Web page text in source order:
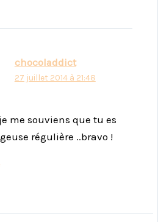
chocoladdict
27 juillet 2014 à 21:48
me souviens que tu es
régulière ..bravo !